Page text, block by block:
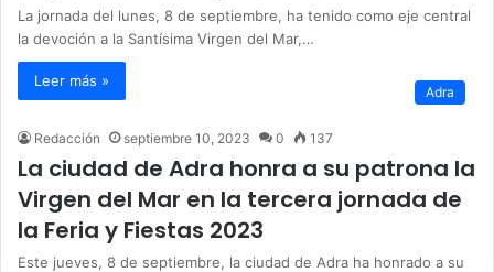
La jornada del lunes, 8 de septiembre, ha tenido como eje central
la devoción a la Santísima Virgen del Mar,…
Leer más »
Adra
Redacción septiembre 10, 2023 0 137
La ciudad de Adra honra a su patrona la
Virgen del Mar en la tercera jornada de
la Feria y Fiestas 2023
Este jueves, 8 de septiembre, la ciudad de Adra ha honrado a su